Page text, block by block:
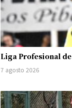
Liga Profesional
7 agosto 2026